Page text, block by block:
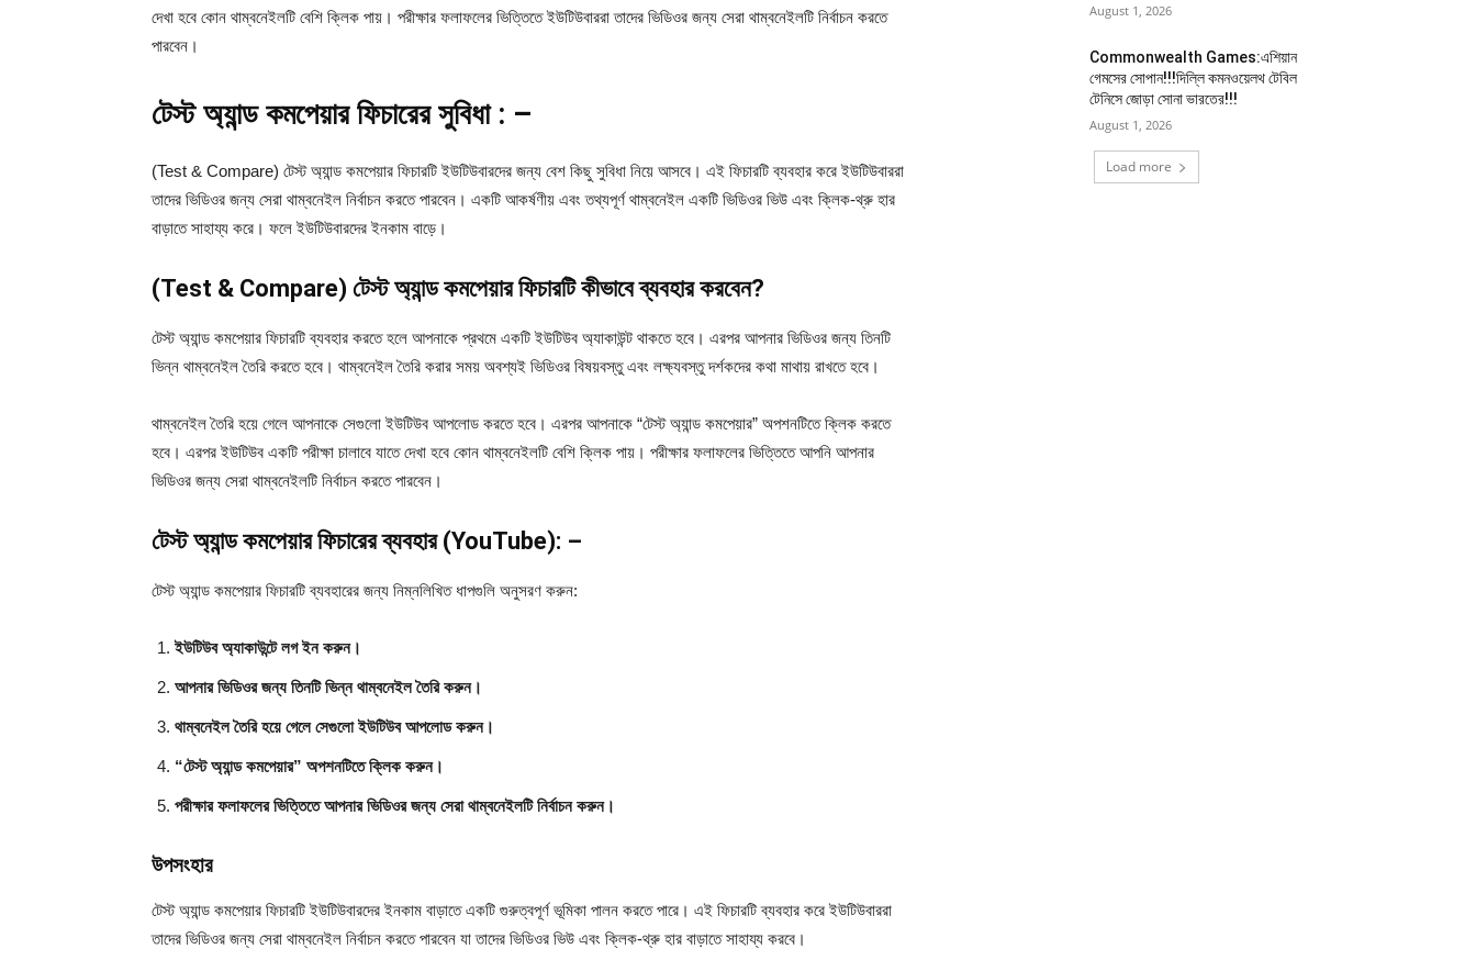
দেখা হবে কোন থাম্বনেইলটি বেশি ক্লিক পায়। পরীক্ষার ফলাফলের ভিত্তিতে ইউটিউবাররা তাদের ভিডিওর জন্য সেরা থাম্বনেইলটি নির্বাচন করতে
পারবেন।
টেস্ট অ্যান্ড কমপেয়ার ফিচারের সুবিধা : –
(Test & Compare) টেস্ট অ্যান্ড কমপেয়ার ফিচারটি ইউটিউবারদের জন্য বেশ কিছু সুবিধা নিয়ে আসবে। এই ফিচারটি ব্যবহার করে ইউটিউবাররা
তাদের ভিডিওর জন্য সেরা থাম্বনেইল নির্বাচন করতে পারবেন। একটি আকর্ষণীয় এবং তথ্যপূর্ণ থাম্বনেইল একটি ভিডিওর ভিউ এবং ক্লিক-থ্রু হার
বাড়াতে সাহায্য করে। ফলে ইউটিউবারদের ইনকাম বাড়ে।
(Test & Compare) টেস্ট অ্যান্ড কমপেয়ার ফিচারটি কীভাবে ব্যবহার করবেন?
টেস্ট অ্যান্ড কমপেয়ার ফিচারটি ব্যবহার করতে হলে আপনাকে প্রথমে একটি ইউটিউব অ্যাকাউন্ট থাকতে হবে। এরপর আপনার ভিডিওর জন্য তিনটি
ভিন্ন থাম্বনেইল তৈরি করতে হবে। থাম্বনেইল তৈরি করার সময় অবশ্যই ভিডিওর বিষয়বস্তু এবং লক্ষ্যবস্তু দর্শকদের কথা মাথায় রাখতে হবে।
থাম্বনেইল তৈরি হয়ে গেলে আপনাকে সেগুলো ইউটিউব আপলোড করতে হবে। এরপর আপনাকে “টেস্ট অ্যান্ড কমপেয়ার” অপশনটিতে ক্লিক করতে
হবে। এরপর ইউটিউব একটি পরীক্ষা চালাবে যাতে দেখা হবে কোন থাম্বনেইলটি বেশি ক্লিক পায়। পরীক্ষার ফলাফলের ভিত্তিতে আপনি আপনার
ভিডিওর জন্য সেরা থাম্বনেইলটি নির্বাচন করতে পারবেন।
টেস্ট অ্যান্ড কমপেয়ার ফিচারের ব্যবহার (YouTube): –
টেস্ট অ্যান্ড কমপেয়ার ফিচারটি ব্যবহারের জন্য নিম্নলিখিত ধাপগুলি অনুসরণ করুন:
ইউটিউব অ্যাকাউন্টে লগ ইন করুন।
আপনার ভিডিওর জন্য তিনটি ভিন্ন থাম্বনেইল তৈরি করুন।
থাম্বনেইল তৈরি হয়ে গেলে সেগুলো ইউটিউব আপলোড করুন।
“টেস্ট অ্যান্ড কমপেয়ার” অপশনটিতে ক্লিক করুন।
পরীক্ষার ফলাফলের ভিত্তিতে আপনার ভিডিওর জন্য সেরা থাম্বনেইলটি নির্বাচন করুন।
উপসংহার
টেস্ট অ্যান্ড কমপেয়ার ফিচারটি ইউটিউবারদের ইনকাম বাড়াতে একটি গুরুত্বপূর্ণ ভূমিকা পালন করতে পারে। এই ফিচারটি ব্যবহার করে ইউটিউবাররা
তাদের ভিডিওর জন্য সেরা থাম্বনেইল নির্বাচন করতে পারবেন যা তাদের ভিডিওর ভিউ এবং ক্লিক-থ্রু হার বাড়াতে সাহায্য করবে।
August 1, 2026
Commonwealth Games:এশিয়ান
গেমসের সোপান!!!দিল্লি কমনওয়েলথ টেবিল
টেনিসে জোড়া সোনা ভারতের!!!
August 1, 2026
Load more